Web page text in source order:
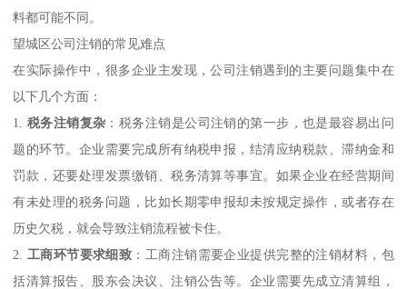
料都可能不同。
望城区公司注销的常见难点
在实际操作中，很多企业主发现，公司注销遇到的主要问题集中在
以下几个方面：
1. 税务注销复杂 ：税务注销是公司注销的第一步，也是最容易出问
题的环节。企业需要完成所有纳税申报，结清应纳税款、滞纳金和
罚款，还要处理发票缴销、税务清算等事宜。如果企业在经营期间
有未处理的税务问题，比如长期零申报却未按规定操作，或者存在
历史欠税，就会导致注销流程被卡住。
2. 工商环节要求细致 ：工商注销需要企业提供完整的注销材料，包
括清算报告、股东会决议、注销公告等。企业需要先成立清算组，